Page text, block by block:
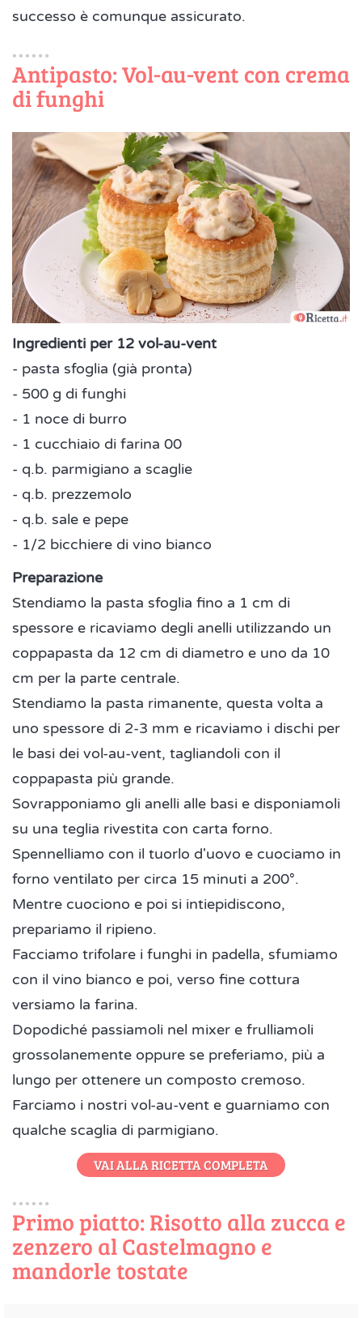
successo è comunque assicurato.
Antipasto: Vol-au-vent con crema
di funghi
Ingredienti per 12 vol-au-vent
- pasta sfoglia (già pronta)
- 500 g di funghi
- 1 noce di burro
- 1 cucchiaio di farina 00
- q.b. parmigiano a scaglie
- q.b. prezzemolo
- q.b. sale e pepe
- 1/2 bicchiere di vino bianco
Preparazione
Stendiamo la pasta sfoglia fino a 1 cm di
spessore e ricaviamo degli anelli utilizzando un
coppapasta da 12 cm di diametro e uno da 10
cm per la parte centrale.
Stendiamo la pasta rimanente, questa volta a
uno spessore di 2-3 mm e ricaviamo i dischi per
le basi dei vol-au-vent, tagliandoli con il
coppapasta più grande.
Sovrapponiamo gli anelli alle basi e disponiamoli
su una teglia rivestita con carta forno.
Spennelliamo con il tuorlo d'uovo e cuociamo in
forno ventilato per circa 15 minuti a 200°.
Mentre cuociono e poi si intiepidiscono,
prepariamo il ripieno.
Facciamo trifolare i funghi in padella, sfumiamo
con il vino bianco e poi, verso fine cottura
versiamo la farina.
Dopodiché passiamoli nel mixer e frulliamoli
grossolanemente oppure se preferiamo, più a
lungo per ottenere un composto cremoso.
Farciamo i nostri vol-au-vent e guarniamo con
qualche scaglia di parmigiano.
VAI ALLA RICETTA COMPLETA
Primo piatto: Risotto alla zucca e
zenzero al Castelmagno e
mandorle tostate